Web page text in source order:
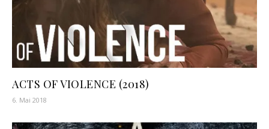
ACTS OF VIOLENCE (2018)
6. Mai 2018